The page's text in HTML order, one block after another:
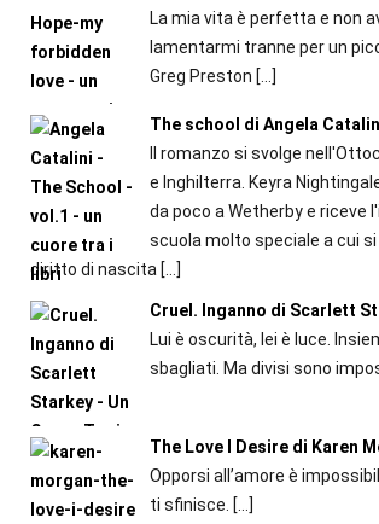
La mia vita è perfetta e non
lamentarmi tranne per un
Greg Preston […]
The school di Angela
Il romanzo si svolge
e Inghilterra. Keyra
da poco a Wetherby e riceve
scuola molto speciale a cui
diritto di nascita […]
Cruel. Inganno di Scarlett
Lui è oscurità, lei è luce.
sbagliati. Ma divisi sono
The Love I Desire di Karen
Opporsi all’amore è
ti sfinisce. […]